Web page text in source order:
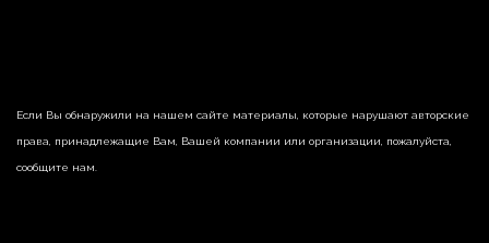
Если Вы обнаружили на нашем сайте материалы, которые нарушают авторские
права, принадлежащие Вам, Вашей компании или организации, пожалуйста,
сообщите нам.